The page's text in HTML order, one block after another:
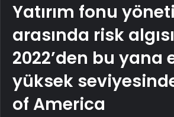
Yatırım fonu
arasında risk
2022’den bu yana
yüksek
of America